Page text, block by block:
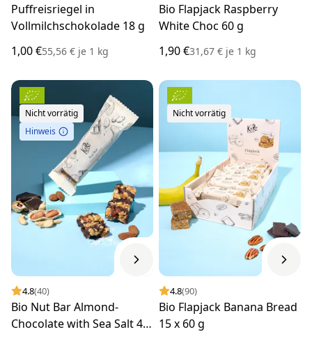
Puffreisriegel in
Vollmilchschokolade 18 g
1,00 €55,56 € je 1 kg
Bio Flapjack Raspberry
White Choc 60 g
1,90 €31,67 € je 1 kg
Nicht vorrätig
Hinweis
4.8(40)
Bio Nut Bar Almond-
Chocolate with Sea Salt 45
Nicht vorrätig
4.8(90)
Bio Flapjack Banana Bread
15 x 60 g